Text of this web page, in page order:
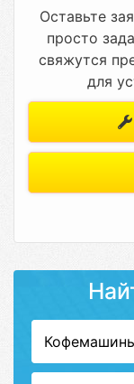
Оставьте
просто
свяжутся
для